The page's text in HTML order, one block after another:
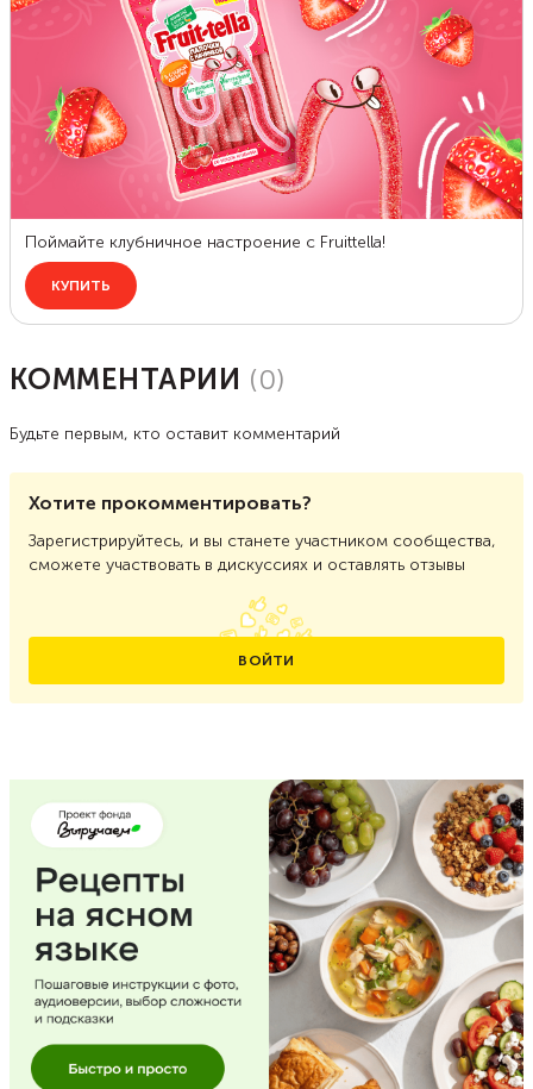
КОММЕНТАРИИ (0)
Будьте первым, кто оставит комментарий
Хотите прокомментировать?
Зарегистрируйтесь, и вы станете участником сообщества,
сможете участвовать в дискуссиях и оставлять отзывы
ВОЙТИ